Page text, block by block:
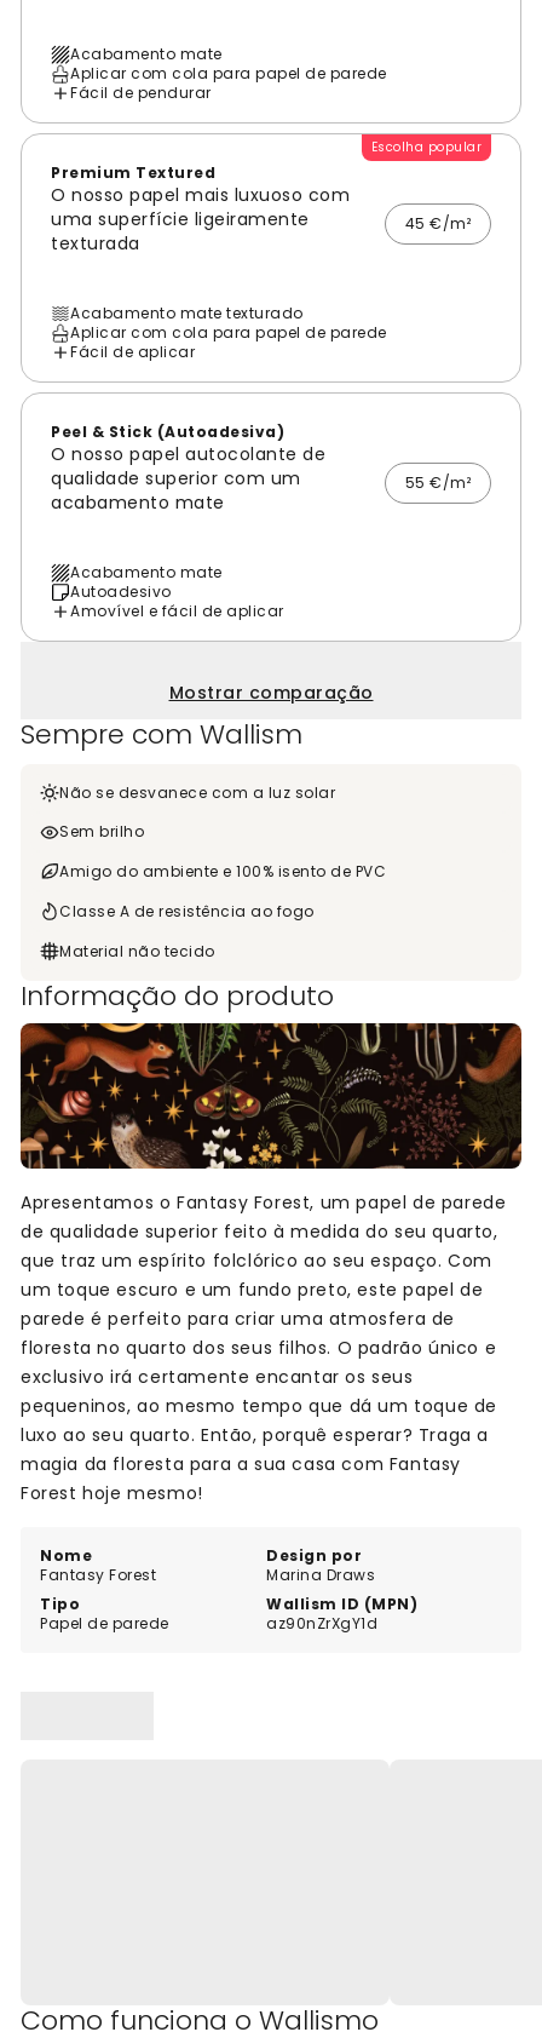
Acabamento mate
Aplicar com cola para papel de parede
Fácil de pendurar
Escolha popular
Premium Textured
O nosso papel mais luxuoso com
uma superfície ligeiramente
texturada
45 €/m²
Acabamento mate texturado
Aplicar com cola para papel de parede
Fácil de aplicar
Peel & Stick (Autoadesiva)
O nosso papel autocolante de
qualidade superior com um
acabamento mate
55 €/m²
Acabamento mate
Autoadesivo
Amovível e fácil de aplicar
Mostrar comparação
Sempre com Wallism
Não se desvanece com a luz solar
Sem brilho
Amigo do ambiente e 100% isento de PVC
Classe A de resistência ao fogo
Material não tecido
Informação do produto
Nome
Fantasy Forest
Design por
Marina Draws
Tipo
Papel de parede
Wallism ID (MPN)
az90nZrXgY1d
Apresentamos o Fantasy Forest, um papel de parede
de qualidade superior feito à medida do seu quarto,
que traz um espírito folclórico ao seu espaço. Com
um toque escuro e um fundo preto, este papel de
parede é perfeito para criar uma atmosfera de
floresta no quarto dos seus filhos. O padrão único e
exclusivo irá certamente encantar os seus
pequeninos, ao mesmo tempo que dá um toque de
luxo ao seu quarto. Então, porquê esperar? Traga a
magia da floresta para a sua casa com Fantasy
Forest hoje mesmo!
Como funciona o Wallismo